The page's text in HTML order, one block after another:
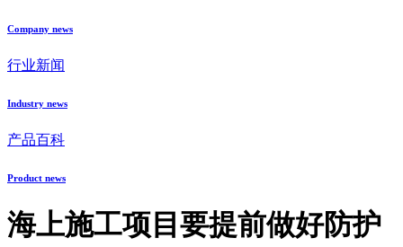
Company news
行业新闻
Industry news
产品百科
Product news
海上施工项目要提前做好防护